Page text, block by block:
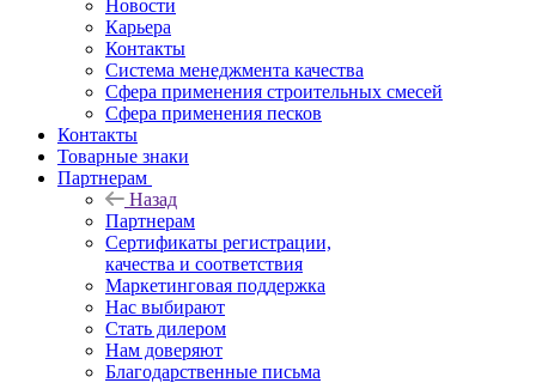
Новости
Карьера
Контакты
Система менеджмента качества
Сфера применения строительных смесей
Сфера применения песков
Контакты
Товарные знаки
Партнерам
Назад
Партнерам
Сертификаты регистрации,
качества и соответствия
Маркетинговая поддержка
Нас выбирают
Стать дилером
Нам доверяют
Благодарственные письма